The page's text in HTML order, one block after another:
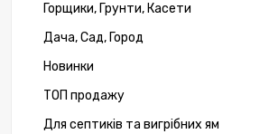
Горщики, Грунти, Касети
Дача, Сад, Город
Новинки
ТОП продажу
Для септиків та вигрібних ям